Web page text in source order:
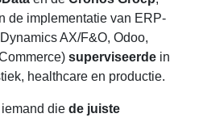
de implementatie van ERP-
AX/F&O, Odoo,
superviseerde in
healthcare en productie.
die de juiste